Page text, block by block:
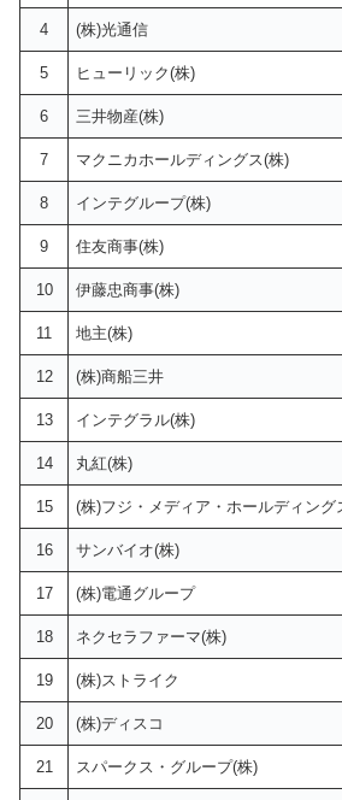
4 (株)光通信
5 ヒューリック(株)
6 三井物産(株)
7 マクニカホールディングス(株)
8 インテグループ(株)
9 住友商事(株)
10 伊藤忠商事(株)
11 地主(株)
12 (株)商船三井
13 インテグラル(株)
14 丸紅(株)
15 (株)フジ・メディア・ホールディング
16 サンバイオ(株)
17 (株)電通グループ
18 ネクセラファーマ(株)
19 (株)ストライク
20 (株)ディスコ
21 スパークス・グループ(株)